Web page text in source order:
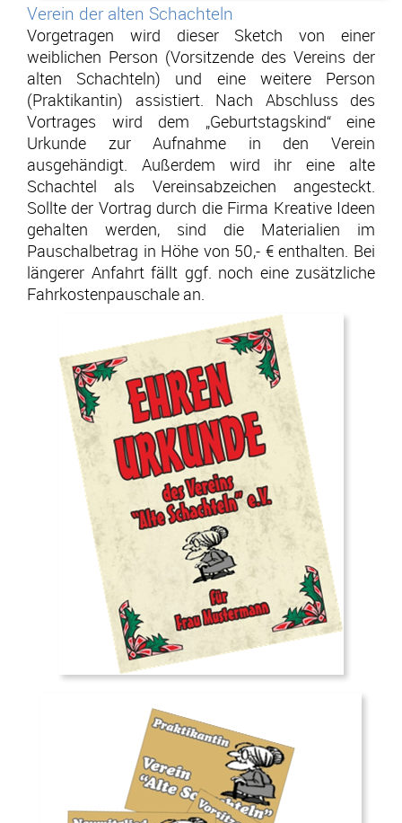
Verein der alten Schachteln
Vorgetragen wird dieser Sketch von einer
weiblichen Person (Vorsitzende des Vereins der
alten Schachteln) und eine weitere Person
(Praktikantin) assistiert. Nach Abschluss des
Vortrages wird dem „Geburtstagskind“ eine
Urkunde zur Aufnahme in den Verein
ausgehändigt. Außerdem wird ihr eine alte
Schachtel als Vereinsabzeichen angesteckt.
Sollte der Vortrag durch die Firma Kreative Ideen
gehalten werden, sind die Materialien im
Pauschalbetrag in Höhe von 50,- € enthalten. Bei
längerer Anfahrt fällt ggf. noch eine zusätzliche
Fahrkostenpauschale an.